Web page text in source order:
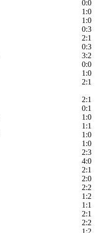
0:0
1:0
1:0
0:3
2:1
0:3
3:2
0:0
1:0
2:1
2:1
0:1
1:0
1:1
1:0
1:0
2:3
4:0
2:1
2:0
2:2
1:2
1:1
2:1
2:2